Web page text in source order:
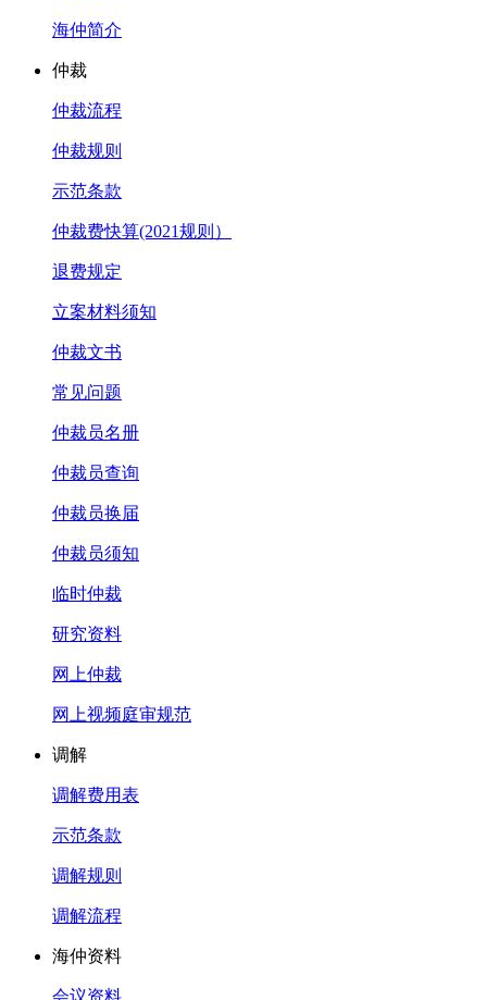
海仲简介
仲裁
仲裁流程
仲裁规则
示范条款
仲裁费快算(2021规则）
退费规定
立案材料须知
仲裁文书
常见问题
仲裁员名册
仲裁员查询
仲裁员换届
仲裁员须知
临时仲裁
研究资料
网上仲裁
网上视频庭审规范
调解
调解费用表
示范条款
调解规则
调解流程
海仲资料
会议资料